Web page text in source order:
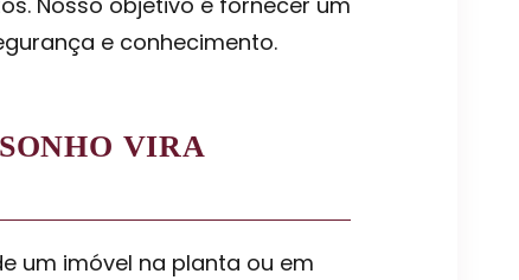
e conhecimento.
VIRA
um imóvel na planta ou em